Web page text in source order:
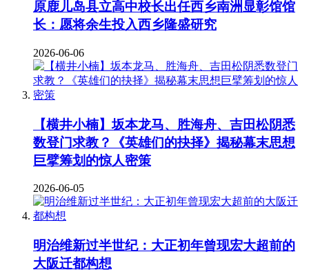
原鹿儿岛县立高中校长出任西乡南洲显彰馆馆
长：愿将余生投入西乡隆盛研究
2026-06-06
【横井小楠】坂本龙马、胜海舟、吉田松阴悉
数登门求教？《英雄们的抉择》揭秘幕末思想
巨擘筹划的惊人密策
2026-06-05
明治维新过半世纪：大正初年曾现宏大超前的
大阪迁都构想